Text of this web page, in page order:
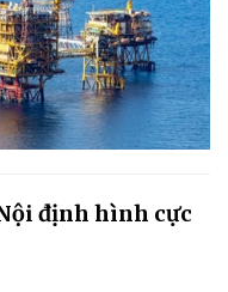
định hình cực